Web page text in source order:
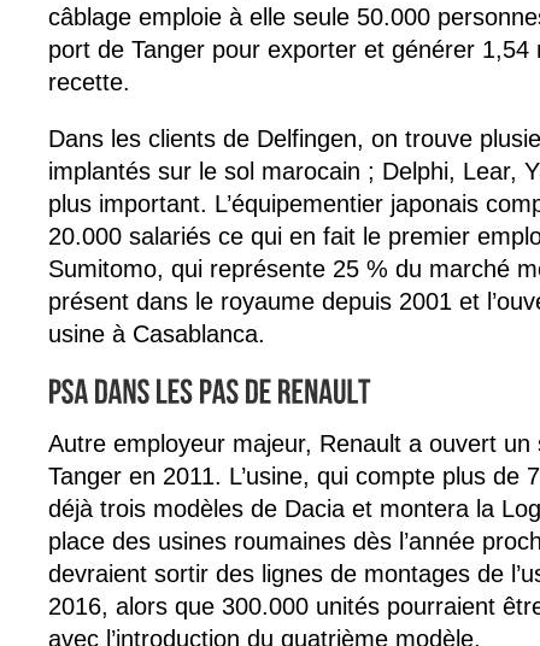
câblage emploie à elle seule 50.000
port de Tanger pour exporter et générer 1,54
recette.
Dans les clients de Delfingen, on trouve
implantés sur le sol marocain ; Delphi, Lear,
plus important. L’équipementier japonais
20.000 salariés ce qui en fait le premier
Sumitomo, qui représente 25 % du marché
présent dans le royaume depuis 2001 et
usine à Casablanca.
Autre employeur majeur, Renault a ouvert un
Tanger en 2011. L’usine, qui compte plus de
déjà trois modèles de Dacia et montera la
place des usines roumaines dès l’année
devraient sortir des lignes de montages de
2016, alors que 300.000 unités pourraient
avec l’introduction du quatrième modèle.